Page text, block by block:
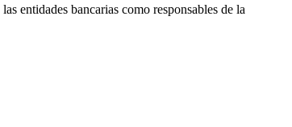
entidades bancarias como responsables de la